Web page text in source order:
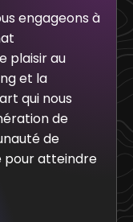
engageons à
plaisir au
et la
qui nous
de
de
pour atteindre